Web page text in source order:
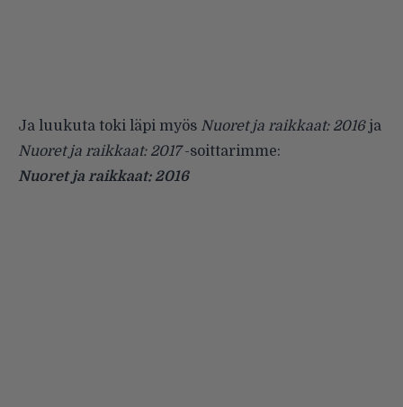
Ja luukuta toki läpi myös Nuoret ja raikkaat: 2016 ja
Nuoret ja raikkaat: 2017-soittarimme:
Nuoret ja raikkaat: 2016